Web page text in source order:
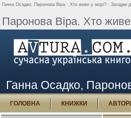
Ганна Осадко, Паронова Віра : Хто живе у морі? : Загадки
Паронова Віра. Хто
Ганна Осадко,
ГОЛОВНА КНИЖКИ